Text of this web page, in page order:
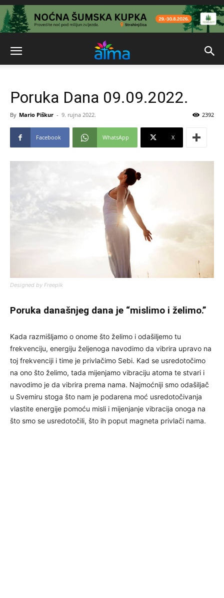
Poruka Dana 09.09.2022.
By Mario Piškur - 9. rujna 2022. 2392
Facebook WhatsApp X
Designed by Freepik
Poruka današnjeg dana je “mislimo i želimo.”
Kada razmišljamo o onome što želimo i odašiljemo tu
frekvenciju, energiju željenoga navodimo da vibrira upravo na
toj frekvenciji i time je privlačimo Sebi. Kad se usredotočimo
na ono što želimo, tada mijenjamo vibraciju atoma te stvari i
navodimo je da vibrira prema nama. Najmoćniji smo odašiljač
u Svemiru stoga što nam je podarena moć usredotočivanja
vlastite energije pomoću misli i mijenjanje vibracija onoga na
što smo se usredotočili, što ih poput magneta privlači nama.